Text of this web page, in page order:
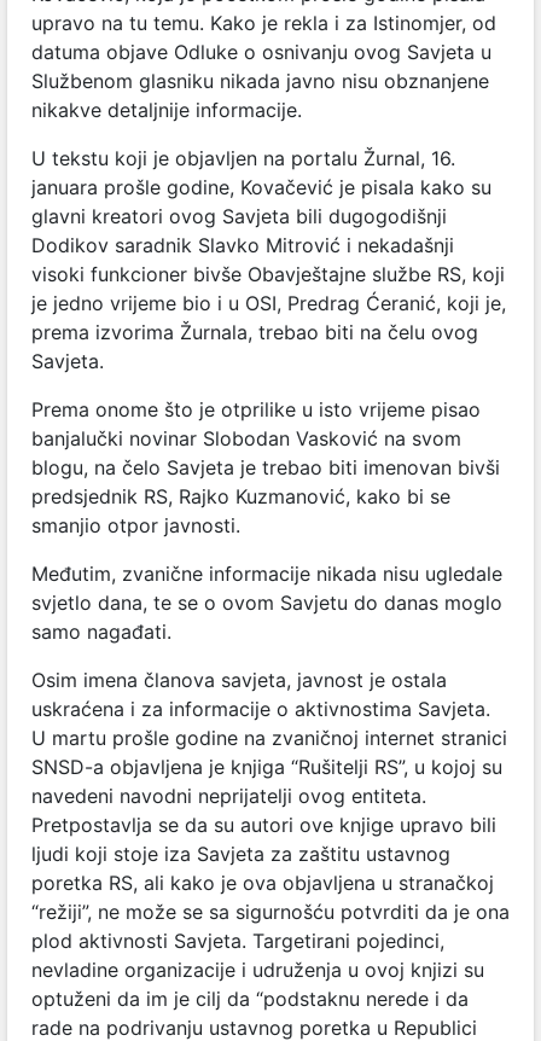
upravo na tu temu. Kako je rekla i za Istinomjer, od
datuma objave Odluke o osnivanju ovog Savjeta u
Službenom glasniku nikada javno nisu obznanjene
nikakve detaljnije informacije.
U tekstu koji je objavljen na portalu Žurnal, 16.
januara prošle godine, Kovačević je pisala kako su
glavni kreatori ovog Savjeta bili dugogodišnji
Dodikov saradnik Slavko Mitrović i nekadašnji
visoki funkcioner bivše Obavještajne službe RS, koji
je jedno vrijeme bio i u OSI, Predrag Ćeranić, koji je,
prema izvorima Žurnala, trebao biti na čelu ovog
Savjeta.
Prema onome što je otprilike u isto vrijeme pisao
banjalučki novinar Slobodan Vasković na svom
blogu, na čelo Savjeta je trebao biti imenovan bivši
predsjednik RS, Rajko Kuzmanović, kako bi se
smanjio otpor javnosti.
Međutim, zvanične informacije nikada nisu ugledale
svjetlo dana, te se o ovom Savjetu do danas moglo
samo nagađati.
Osim imena članova savjeta, javnost je ostala
uskraćena i za informacije o aktivnostima Savjeta.
U martu prošle godine na zvaničnoj internet stranici
SNSD-a objavljena je knjiga “Rušitelji RS”, u kojoj su
navedeni navodni neprijatelji ovog entiteta.
Pretpostavlja se da su autori ove knjige upravo bili
ljudi koji stoje iza Savjeta za zaštitu ustavnog
poretka RS, ali kako je ova objavljena u stranačkoj
“režiji”, ne može se sa sigurnošću potvrditi da je ona
plod aktivnosti Savjeta. Targetirani pojedinci,
nevladine organizacije i udruženja u ovoj knjizi su
optuženi da im je cilj da “podstaknu nerede i da
rade na podrivanju ustavnog poretka u Republici